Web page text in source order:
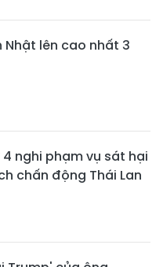
Nhật lên cao nhất 3
nghi phạm vụ sát hại
chấn động Thái Lan